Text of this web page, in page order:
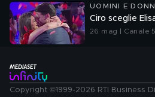
UOMINI E
Ciro sceglie
26 mag | Canale 5
Copyright ©1999-2026 RTI Business